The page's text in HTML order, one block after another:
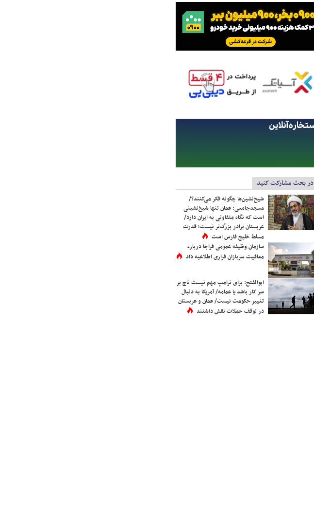
در بحث مشارکت کنید
شیخ‌نشین‌ها چگونه فکر می‌کنند؟/
مسجدجامعی: عمان تنها شیخ‌نشینی
است که نگاه متفاوتی به ایران دارد/
عربستان برادر بزرگ‌تر نیست؛ قدرت
مسلط خلیج فارس است
سازمان وظیفه عمومی فراجا درباره
معافیت سربازان فراری اطلاعیه داد
ابوالفتح: برای ترامپ مهم نیست تاج بر
سر کار باشد یا عمامه/ آمریکا به دنبال
تغییر حکومت نیست/ عمان و عربستان
در توقف حملات نقش داشتند